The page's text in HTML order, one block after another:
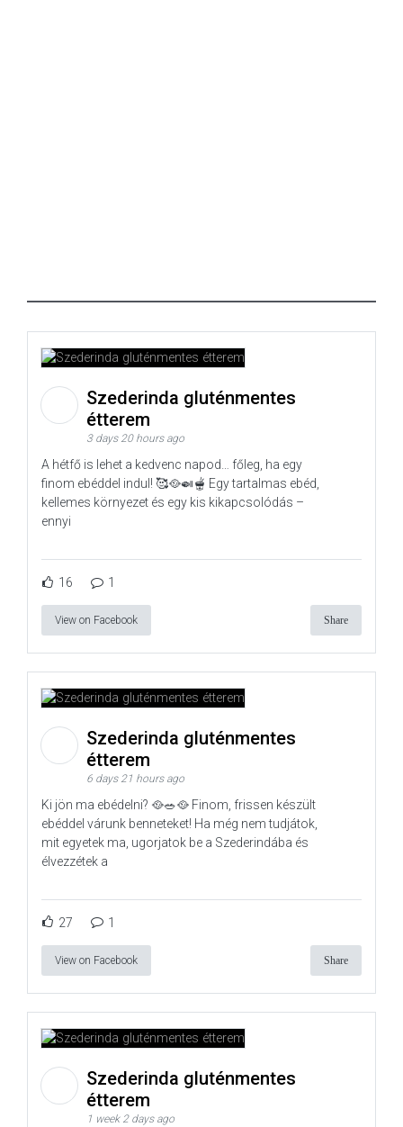
Szederinda gluténmentes
étterem
3 days 20 hours ago
A hétfő is lehet a kedvenc napod… főleg, ha egy
finom ebéddel indul! 🥰🥘🍛🫕 Egy tartalmas ebéd,
kellemes környezet és egy kis kikapcsolódás –
ennyi
16 1
View on Facebook Share
Szederinda gluténmentes
étterem
6 days 21 hours ago
Ki jön ma ebédelni? 🥘🥗🥘 Finom, frissen készült
ebéddel várunk benneteket! Ha még nem tudjátok,
mit egyetek ma, ugorjatok be a Szederindába és
élvezzétek a
27 1
View on Facebook Share
Szederinda gluténmentes
étterem
1 week 2 days ago